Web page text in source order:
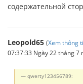
содержательной
Leopold65 (Xem thông
07:37:33 Ngày 22 tháng 7
qwerty123456789: